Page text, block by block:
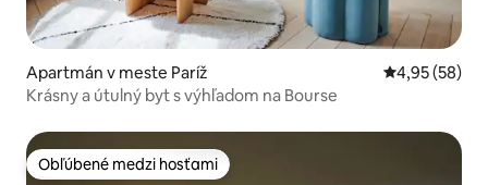
Apartmán v meste Paríž Priemerné
4,95 (58)
Krásny a útulný byt s výhľadom na Bourse
Obľúbené medzi hosťami
Obľúbené medzi hosťami